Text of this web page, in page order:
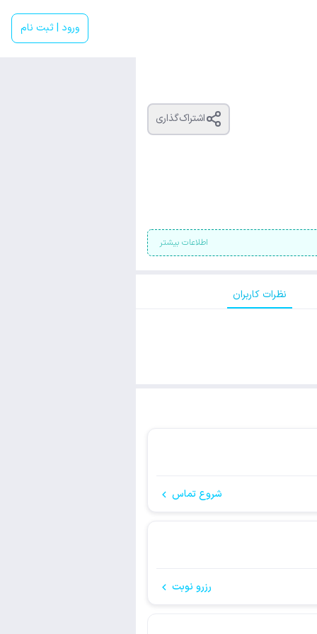
ورود | ثبت نام
اشتراک‌گذاری
اطلاعات بیشتر
نظرات کاربران
شروع تماس
رزرو نوبت